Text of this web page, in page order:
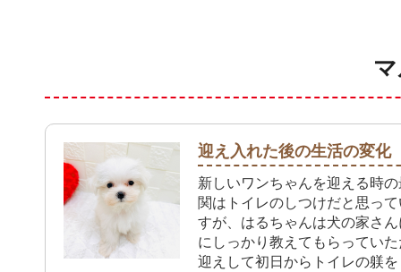
迎え入れた後の生活の変化
新しいワンちゃんを迎える時
関はトイレのしつけだと思っ
すが、はるちゃんは犬の家さ
にしっかり教えてもらってい
迎えして初日からトイレの躾